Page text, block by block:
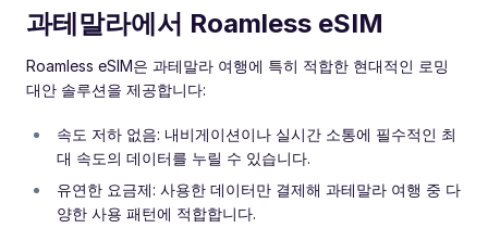
과테말라에서 Roamless eSIM
Roamless eSIM은 과테말라 여행에 특히 적합한 현대적인 로밍
대안 솔루션을 제공합니다:
속도 저하 없음: 내비게이션이나 실시간 소통에 필수적인 최
대 속도의 데이터를 누릴 수 있습니다.
유연한 요금제: 사용한 데이터만 결제해 과테말라 여행 중 다
양한 사용 패턴에 적합합니다.